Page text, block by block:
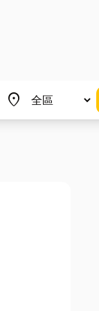
place
地區